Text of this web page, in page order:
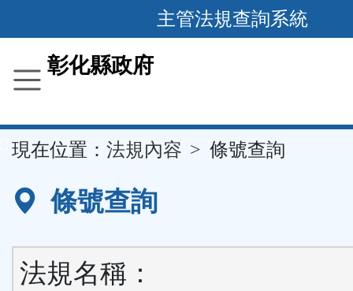
到
要
容
區
主管法規查詢系統
彰化縣政府
現在位置： 法規內容 條號查詢
條號查詢
法規名稱：